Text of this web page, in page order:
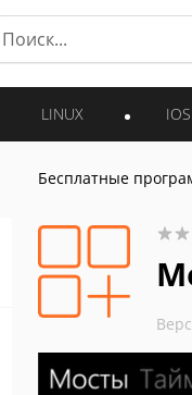
LINUX IOS
Бесплатные